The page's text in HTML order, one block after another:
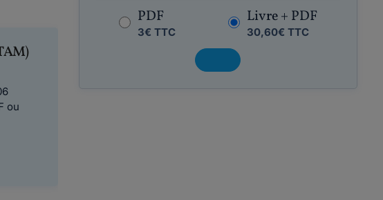
ou
PDF
3€ TTC
Livre + PDF
30,60€ TTC